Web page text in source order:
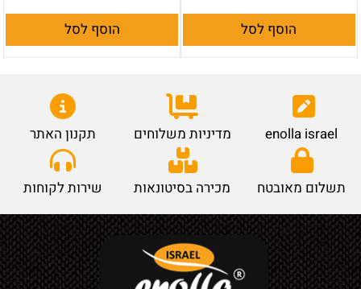
הוסף לסל הוסף לסל
enolla israel מדיניות משלוחים תקנון האתר
תשלום מאובטח מכירה בסיטונאות שירות לקוחות